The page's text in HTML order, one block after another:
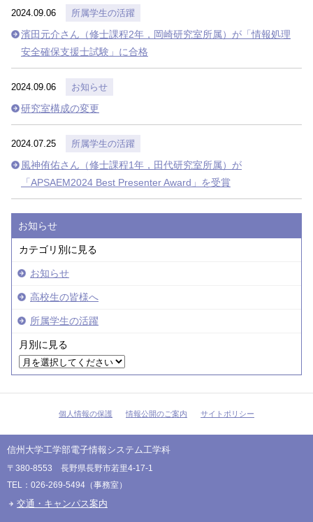
2024.09.06 所属学生の活躍
濱田元介さん（修士課程2年，岡崎研究室所属）が「情報処理
安全確保支援士試験」に合格
2024.09.06 お知らせ
研究室構成の変更
2024.07.25 所属学生の活躍
風神侑佑さん（修士課程1年，田代研究室所属）が
「APSAEM2024 Best Presenter Award」を受賞
お知らせ
カテゴリ別に見る
お知らせ
高校生の皆様へ
所属学生の活躍
月別に見る
個人情報の保護 情報公開のご案内 サイトポリシー
信州大学工学部電子情報システム工学科
〒380-8553 長野県長野市若里4-17-1
TEL：026-269-5494（事務室）
交通・キャンパス案内